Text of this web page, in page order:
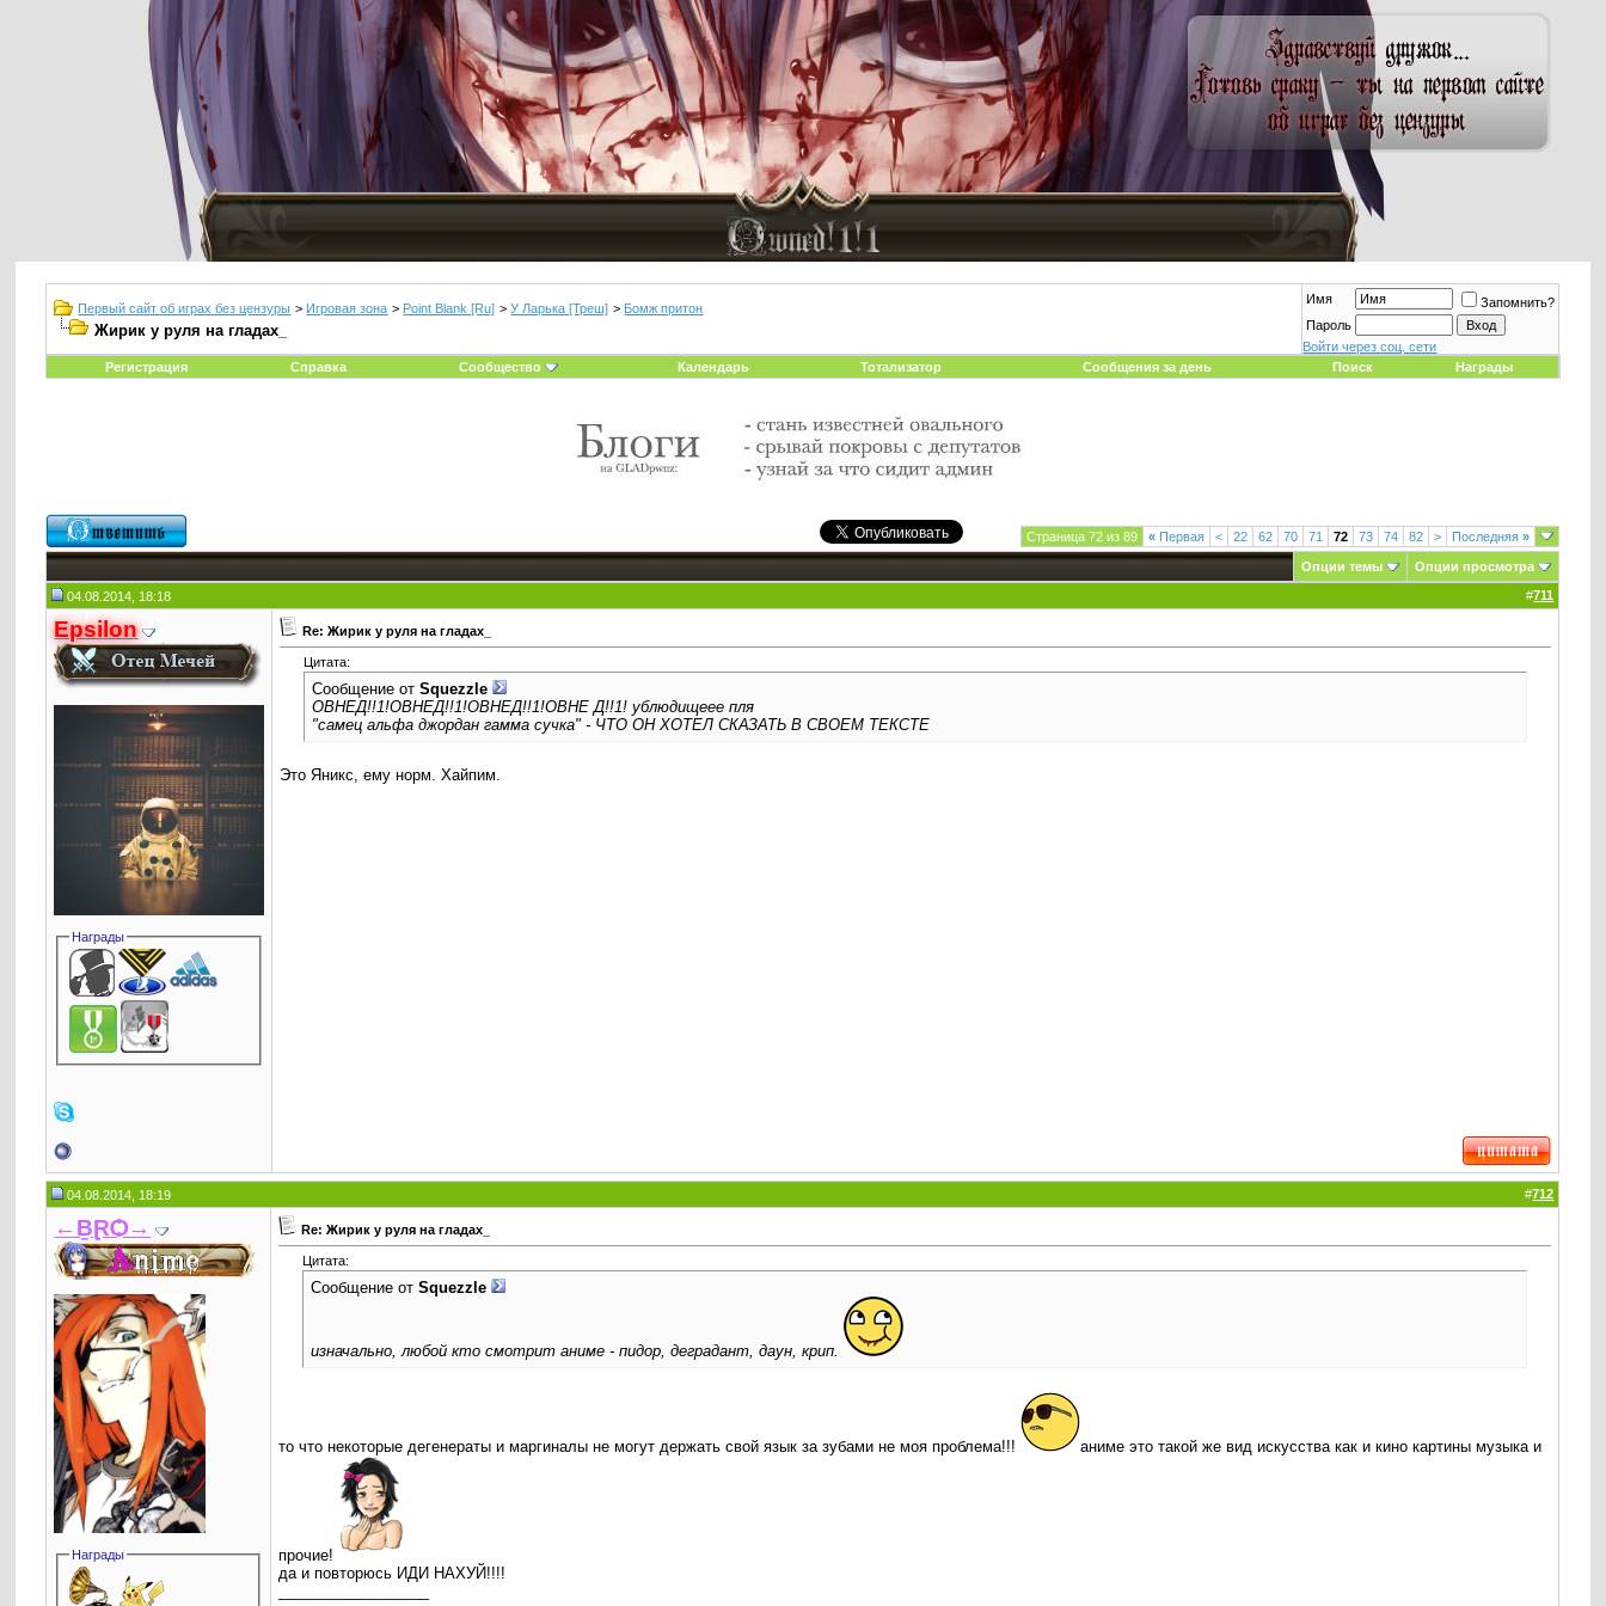
Первый сайт об играх без цензуры > Игровая зона > Point Blank [Ru] >У Ларька [Треш] > Бомж притон
Жирик у руля на гладах_
Имя
Запомнить?
Пароль
Войти через соц. сети
Регистрация
Справка Сообщество Календарь Тотализатор Сообщения за день Поиск Награды
Страница 72 из 89 « Первая < 22 62 70 71 72 73 74 82 > Последняя»
Опции темы Опции просмотра
04.08.2014, 18:18 #711
Epsilon
Награды
Re: Жирик у руля на гладах_
Цитата:
Сообщение отSquezzle
ОВНЕД!!1!ОВНЕД!!1!ОВНЕД!!1!ОВНЕ Д!!1! ублюдищеее пля
"самец альфа джордан гамма сучка" - ЧТО ОН ХОТЕЛ СКАЗАТЬ В СВОЕМ ТЕКСТЕ
Это Яникс, ему норм. Хайпим.
04.08.2014, 18:19 #712
←ḆⱤѺ→
Награды
Re: Жирик у руля на гладах_
Цитата:
Сообщение отSquezzle
изначально, любой кто смотрит аниме - пидор, деградант, даун, крип.
то что некоторые дегенераты и маргиналы не могут держать свой язык за зубами не моя проблема!!! аниме это такой же вид искусства как и кино картины музыка и
прочие!
да и повторюсь ИДИ НАХУЙ!!!!